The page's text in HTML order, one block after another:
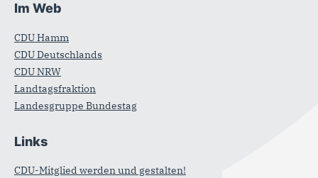
Im Web
CDU Hamm
CDU Deutschlands
CDU NRW
Landtagsfraktion
Landesgruppe Bundestag
Links
CDU-Mitglied werden und gestalten!